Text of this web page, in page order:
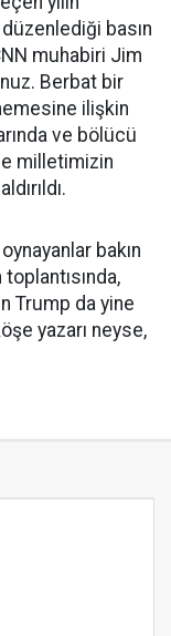
basın
muhabiri Jim
Berbat bir
ilişkin
ve bölücü
milletimizin
bakın
Trump da yine
yazarı neyse,